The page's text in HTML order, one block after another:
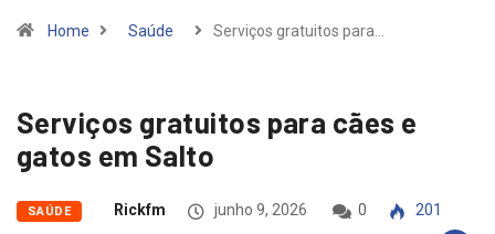
Home Saúde Serviços gratuitos para…
Serviços gratuitos para cães e
gatos em Salto
SAÚDE Rickfm junho 9, 2026 0
201